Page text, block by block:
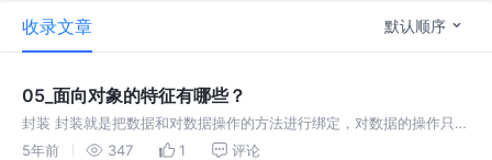
收录文章 默认顺序
05_面向对象的特征有哪些？
封装 封装就是把数据和对数据操作的方法进行绑定，对数据的操作只能
通过自定义的数据操作方法。即属性私有化，get、set公开。 继承 父
5年前 347 1 评论